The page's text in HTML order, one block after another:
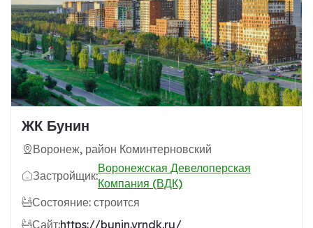
ЖК Бунин
Воронеж, район Коминтерновский
Застройщик:
Воронежская Девелоперская
Компания (ВДК)
Состояние: строится
Сайт:https://bunin.vrndk.ru/